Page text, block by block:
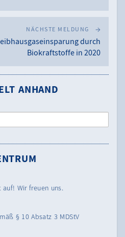
NÄCHSTE MELDUNG
durch
Biokraftstoffe in 2020
ANHAND
Wir freuen uns.
§ 10 Absatz 3 MDStV